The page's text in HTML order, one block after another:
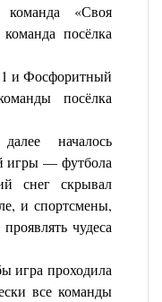
команда «Своя
посёлка
и Фосфоритный
посёлка
началось
игры — футбола
снег скрывал
и спортсмены,
чудеса
игра проходила
все команды